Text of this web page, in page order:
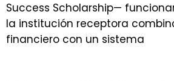
Success Scholarship—
la institución receptora
financiero con un sistema